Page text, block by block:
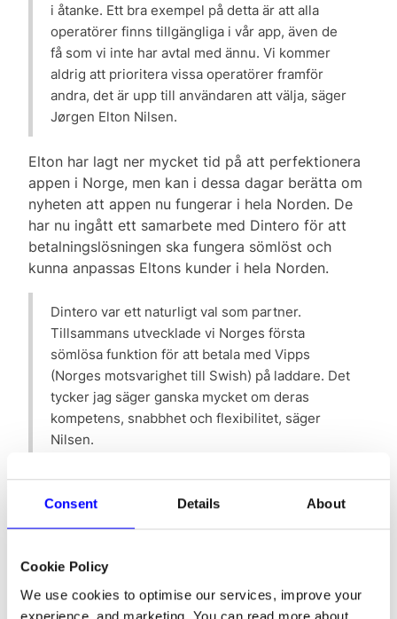
Consent Details About
Cookie Policy
We use cookies to optimise our services, improve your
experience, and marketing. You can read more about
i åtanke. Ett bra exempel på detta är att alla
operatörer finns tillgängliga i vår app, även de
få som vi inte har avtal med ännu. Vi kommer
aldrig att prioritera vissa operatörer framför
andra, det är upp till användaren att välja, säger
Jørgen Elton Nilsen.
Elton har lagt ner mycket tid på att perfektionera
appen i Norge, men kan i dessa dagar berätta om
nyheten att appen nu fungerar i hela Norden. De
har nu ingått ett samarbete med Dintero för att
betalningslösningen ska fungera sömlöst och
kunna anpassas Eltons kunder i hela Norden.
Dintero var ett naturligt val som partner.
Tillsammans utvecklade vi Norges första
sömlösa funktion för att betala med Vipps
(Norges motsvarighet till Swish) på laddare. Det
tycker jag säger ganska mycket om deras
kompetens, snabbhet och flexibilitet, säger
Nilsen.
Elton-kunder kan lägga till sitt kort, eller betala
med Vipps eller Swish. När de sparar sitt kort
behöver de inte legitimera sig varje gång de
kundupplevelse. En plattform med flera
betalningsmetoder ger kunden valfrihet och det är
viktigt, säger Nilsen, dessutom ger lösningen oss